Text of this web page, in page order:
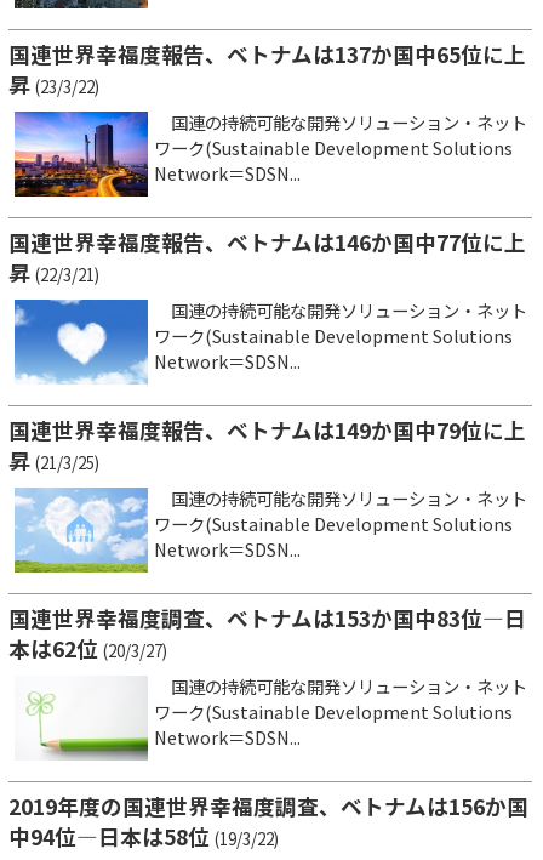
国連世界幸福度報告、ベトナムは137か国中65位に上
昇 (23/3/22)
国連の持続可能な開発ソリューション・ネット
ワーク(Sustainable Development Solutions
Network＝SDSN...
国連世界幸福度報告、ベトナムは146か国中77位に上
昇 (22/3/21)
国連の持続可能な開発ソリューション・ネット
ワーク(Sustainable Development Solutions
Network＝SDSN...
国連世界幸福度報告、ベトナムは149か国中79位に上
昇 (21/3/25)
国連の持続可能な開発ソリューション・ネット
ワーク(Sustainable Development Solutions
Network＝SDSN...
国連世界幸福度調査、ベトナムは153か国中83位―日
本は62位 (20/3/27)
国連の持続可能な開発ソリューション・ネット
ワーク(Sustainable Development Solutions
Network＝SDSN...
2019年度の国連世界幸福度調査、ベトナムは156か国
中94位―日本は58位 (19/3/22)